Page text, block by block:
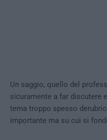
Un saggio, quello del
sicuramente a far discutere
tema troppo spesso
importante ma su cui si